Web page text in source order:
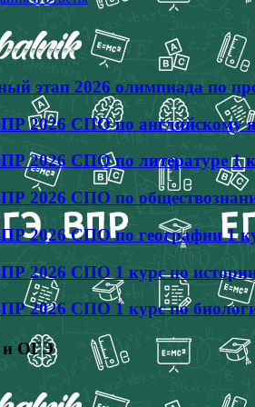
этап 2026 олимпиада по
2026 СПО по английскому
2026 СПО по литературе 1
2026 СПО по
2026 СПО по географии 1
2026 СПО 1 курс по
2026 СПО 1 курс по
и ОГЭ